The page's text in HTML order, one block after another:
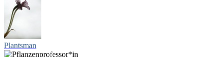
Plantsman